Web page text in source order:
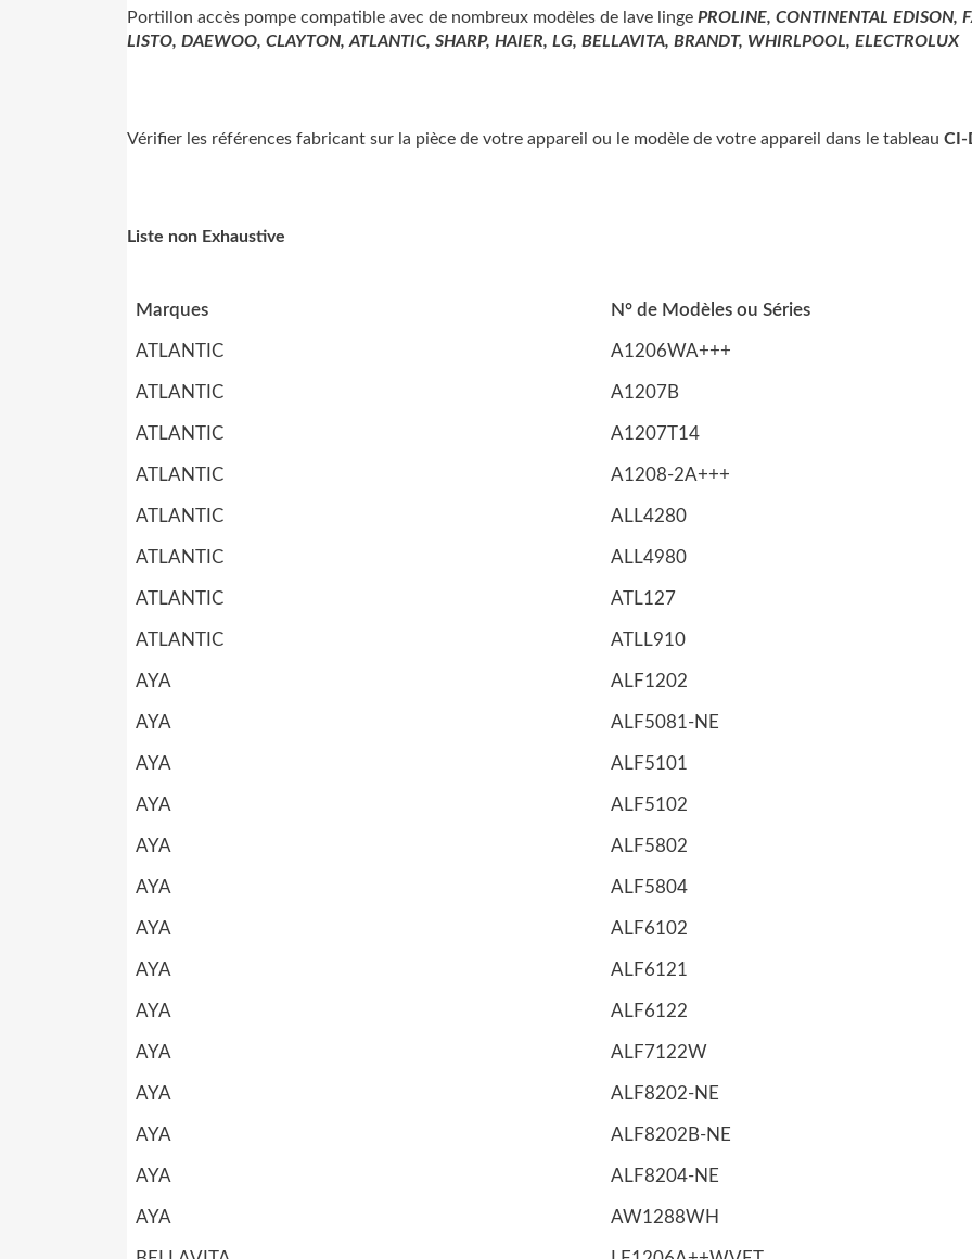
Portillon accès pompe compatible avec de nombreux modèles de lave linge PROLINE, CONTINENTAL EDISON,
LISTO, DAEWOO, CLAYTON, ATLANTIC, SHARP, HAIER, LG, BELLAVITA, BRANDT, WHIRLPOOL, ELECTROLUX
Vérifier les références fabricant sur la pièce de votre appareil ou le modèle de votre appareil dans le tableau CI-
Liste non Exhaustive
Marques N° de Modèles ou Séries
ATLANTIC A1206WA+++
ATLANTIC A1207B
ATLANTIC A1207T14
ATLANTIC A1208-2A+++
ATLANTIC ALL4280
ATLANTIC ALL4980
ATLANTIC ATL127
ATLANTIC ATLL910
AYA ALF1202
AYA ALF5081-NE
AYA ALF5101
AYA ALF5102
AYA ALF5802
AYA ALF5804
AYA ALF6102
AYA ALF6121
AYA ALF6122
AYA ALF7122W
AYA ALF8202-NE
AYA ALF8202B-NE
AYA ALF8204-NE
AYA AW1288WH